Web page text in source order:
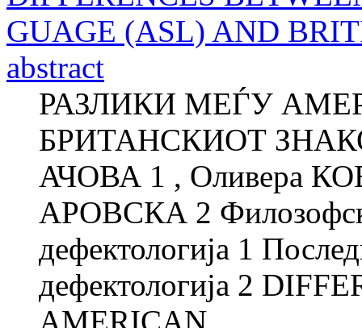
GUAGE (ASL) AND
abstract
РАЗЛИКИ МЕЃУ
БРИТАНСКИОТ
АЧОВА 1 , Оливера
АРОВСКА 2
дефектологија 1
дефектологија 2
AMERICAN...